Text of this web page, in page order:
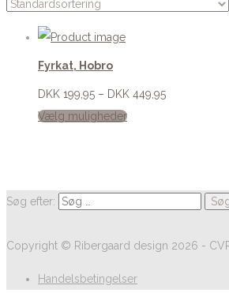
Fyrkat, Hobro
DKK 199,95 – DKK 449,95
Vælg muligheder
Søg efter:
Copyright © Ribergaard design 2026 -
Handelsbetingelser